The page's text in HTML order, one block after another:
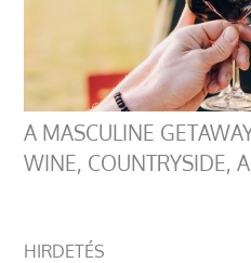
A MASCULINE
WINE, COUNTRYSIDE,
HIRDETÉS